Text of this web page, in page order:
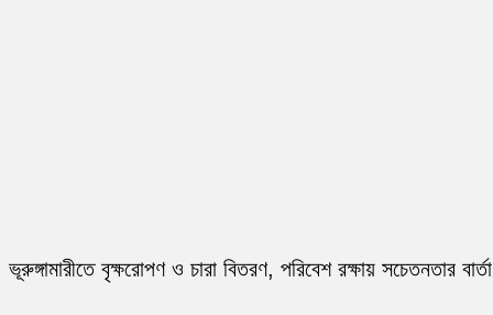
ভূরুঙ্গামারীতে বৃক্ষরোপণ ও চারা বিতরণ, পরিবেশ রক্ষায় সচেতনতার বার্তা